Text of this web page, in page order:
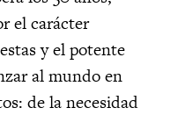
el carácter
y el potente
al mundo en
de la necesidad